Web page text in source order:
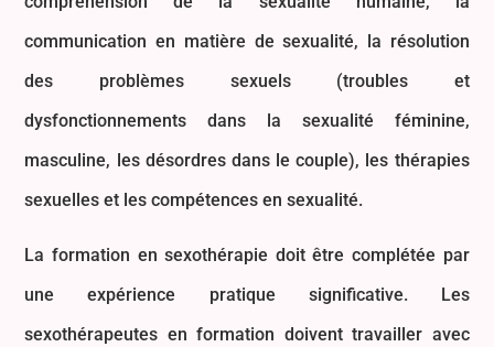
communication en matière de sexualité, la résolution
des problèmes sexuels (troubles et
dysfonctionnements dans la sexualité féminine,
masculine, les désordres dans le couple), les thérapies
sexuelles et les compétences en sexualité.
La formation en sexothérapie doit être complétée par
une expérience pratique significative. Les
sexothérapeutes en formation doivent travailler avec